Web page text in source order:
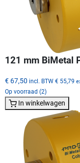
121 mm BiMetal
€ 67,50 incl. BTW € 55,79
Op voorraad (2)
In winkelwagen